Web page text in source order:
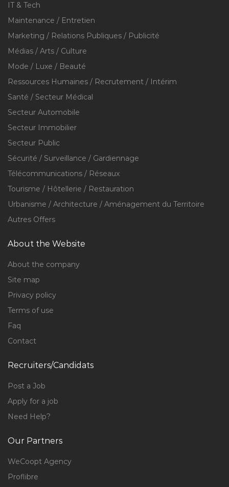
IT & Tech
Maintenance / Entretien
Marketing / Relations Publiques / Publicité
Médias / Arts / Culture
Mode / Luxe / Beauté
Ressources Humaines / Recrutement / Intérim
Santé / Secteur Médical
Secteur Automobile
Secteur Immobilier
Secteur Public
Sécurité / Surveillance / Gardiennage
Télécommunications / Réseaux
Tourisme / Hôtellerie / Restauration
Urbanisme / Architecture / Aménagement du Territoire
Autres Offers
About the Website
About the company
Site map
Privacy policy
Terms of use
Faq
Contact
Recruiters/Candidats
Post a Job
Apply for a job
Need Help?
Our Partners
WeCoopt Agency
Proflibre